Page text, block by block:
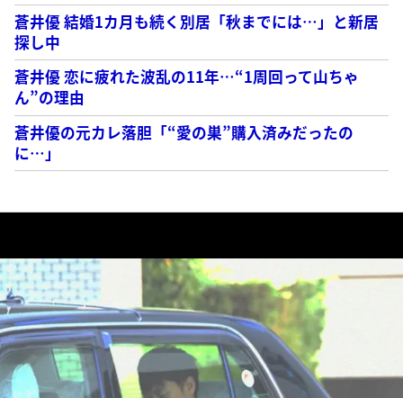
蒼井優 結婚1カ月も続く別居「秋までには…」と新居
探し中
蒼井優 恋に疲れた波乱の11年…“1周回って山ちゃ
ん”の理由
蒼井優の元カレ落胆「“愛の巣”購入済みだったの
に…」